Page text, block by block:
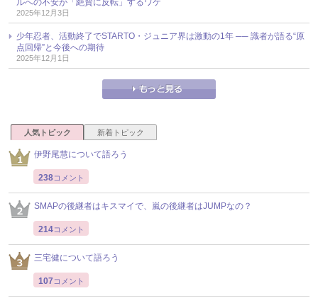
2025年12月3日
少年忍者、活動終了でSTARTO・ジュニア界は激動の1年 ── 識者が語る“原
点回帰”と今後への期待
2025年12月1日
人気トピック 新着トピック
伊野尾慧について語ろう
238コメント
SMAPの後継者はキスマイで、嵐の後継者はJUMPなの？
214コメント
三宅健について語ろう
107 コメント